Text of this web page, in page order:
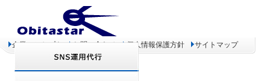
企業コンセプト お問い合わせ 個人情報保護方針 サイトマップ